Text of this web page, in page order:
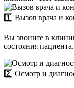
1️⃣ Вызов врача и
Вы звоните в
состояния
2️⃣ Осмотр и